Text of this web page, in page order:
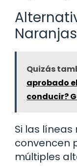
Naranjas
Quizás
aprobado
conducir?
Si las
convencen
múltiples